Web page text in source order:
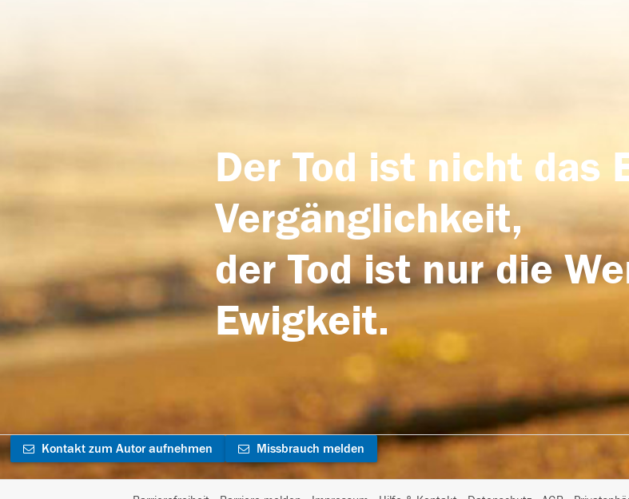
Der Tod ist nicht das
Vergänglichkeit,
der Tod ist nur die
Ewigkeit.
Kontakt zum Autor aufnehmen Missbrauch melden